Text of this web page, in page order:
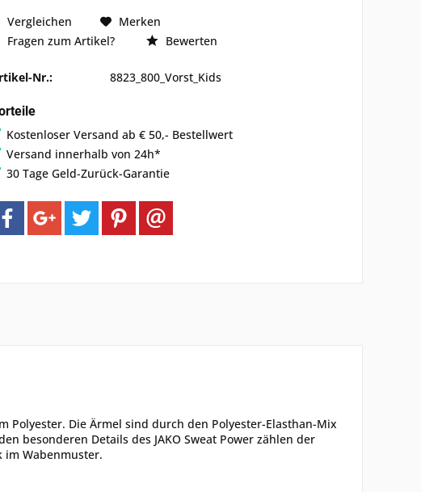
Vergleichen
Merken
Fragen zum Artikel?
Bewerten
Nr.: 8823_800_Vorst_Kids
Kostenloser Versand ab € 50,- Bestellwert
Versand innerhalb von 24h*
30 Tage Geld-Zurück-Garantie
Polyester. Die Ärmel sind durch den Polyester-Elasthan-Mix
besonderen Details des JAKO Sweat Power zählen der
im Wabenmuster.